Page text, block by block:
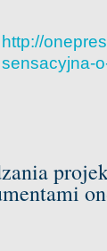
http://
sensacyjna-